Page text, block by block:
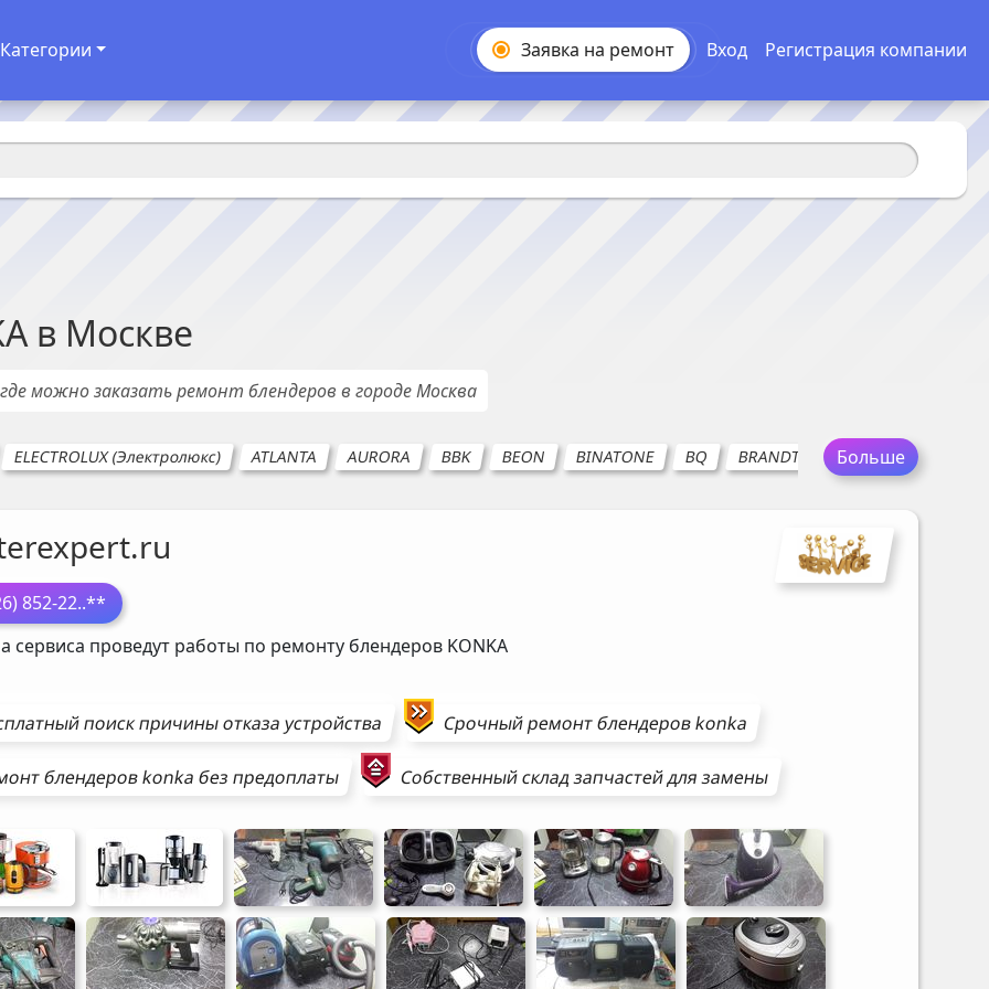
Категории Заявка на ремонт Вход Регистрация компании
в Москве
можно заказать ремонт блендеров в городеМосква
ELECTROLUX (Электролюкс) ATLANTA AURORA BBK BEON BINATONE BQ BRANDT BRAUN CASO
Больше
852-22..**
сервиса проведут работы по ремонту блендеров KONKA
поиск причины отказа устройства Срочный ремонтблендеровkonka
блендеровkonkaбез предоплаты Собственный склад запчастей для замены